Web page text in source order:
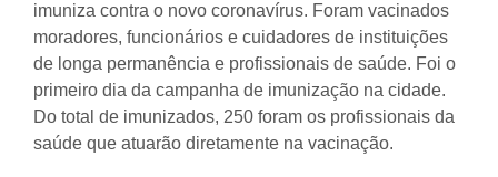
imuniza contra o novo coronavírus. Foram vacinados
moradores, funcionários e cuidadores de instituições
de longa permanência e profissionais de saúde. Foi o
primeiro dia da campanha de imunização na cidade.
Do total de imunizados, 250 foram os profissionais da
saúde que atuarão diretamente na vacinação.